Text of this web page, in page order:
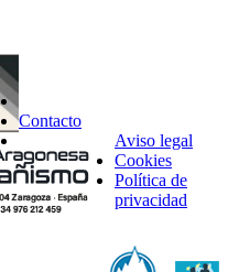
Contacto
Aviso legal
Cookies
Política de
privacidad